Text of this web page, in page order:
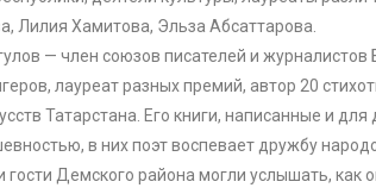
Лилия Хамитова, Эльза Абсаттарова.
— член союзов писателей и журналистов
лауреат разных премий, автор 20
Татарстана. Его книги, написанные и для
в них поэт воспевает дружбу
Демского района могли услышать, как